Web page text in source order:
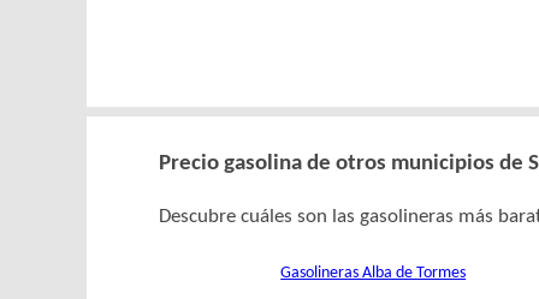
Precio gasolina de otros municipios de
Descubre cuáles son las gasolineras más
Gasolineras Alba de Tormes